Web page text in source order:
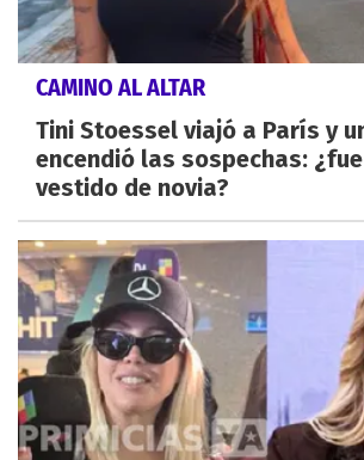
CAMINO AL ALTAR
Tini Stoessel viajó a París y
encendió las sospechas:
vestido de novia?